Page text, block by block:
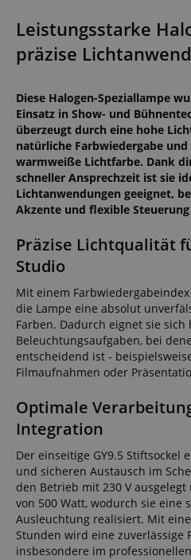
Leistungsstarke
präzise
Diese Halogen-Speziallampe
Einsatz in Show- und
überzeugt durch eine hohe
natürliche Farbwiedergabe und
warmweiße Lichtfarbe. Dank
schneller Ansprechzeit ist sie
Lichtanwendungen geeignet,
Akzente und flexible
Präzise Lichtqualität
Studio
Mit einem
die Lampe eine absolut
Farben. Dadurch eignet sie
Beleuchtungsaufgaben, bei
entscheidend ist -
Filmaufnahmen oder
Optimale
Integration
Der einseitige GY9.5 Stiftsockel
und sicheren Austausch im
den Betrieb mit 230 V
von 500 Watt, wodurch sie eine
Ausleuchtung realisiert. Mit
Stunden wird eine zuverlässige
insbesondere im